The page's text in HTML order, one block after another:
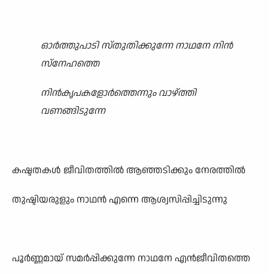
ഓർത്തുപാടി സ്തുതിക്കുന്നേ നാഥനേ നിൻ
സ്നേഹത്തെ
നിൻകൃപകളോർത്തെന്നും വാഴ്ത്തി
വണങ്ങിടുന്നേ
കഷ്ടതകൾ ജീവിതത്തിൽ ആഞ്ഞടിക്കും നേരത്തിൽ
തുഷ്ടിയരുളും നാഥൻ എന്നെ ആശ്വസിപ്പിച്ചിടുന്നു
പൂർണ്ണമായ് സമർപ്പിക്കുന്നേ നാഥനേ എൻജീവിതത്തെ